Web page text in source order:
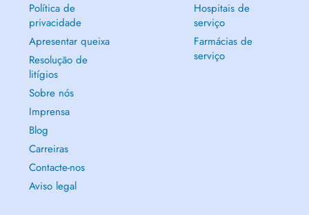
Política de
privacidade
Apresentar queixa
Resolução de
litígios
Sobre nós
Imprensa
Blog
Carreiras
Contacte-nos
Aviso legal
Hospitais de
serviço
Farmácias de
serviço